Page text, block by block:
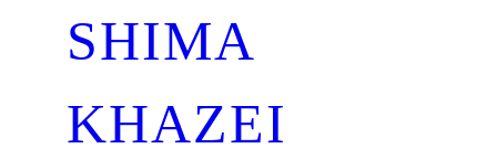
SHIMA
KHAZEI